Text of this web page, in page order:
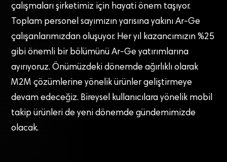
çalışmaları şirketimiz için hayati önem taşıyor.
Toplam personel sayımızın yarısına yakını Ar-Ge
çalışanlarımızdan oluşuyor. Her yıl kazancımızın %25
gibi önemli bir bölümünü Ar-Ge yatırımlarına
ayırıyoruz. Önümüzdeki dönemde ağırlıklı olarak
M2M çözümlerine yönelik ürünler geliştirmeye
devam edeceğiz. Bireysel kullanıcılara yönelik mobil
takip ürünleri de yeni dönemde gündemimizde
olacak.